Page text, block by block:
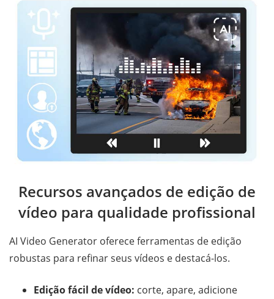
Recursos avançados de edição de
vídeo para qualidade profissional
AI Video Generator oferece ferramentas de edição
robustas para refinar seus vídeos e destacá-los.
Edição fácil de vídeo: corte, apare, adicione